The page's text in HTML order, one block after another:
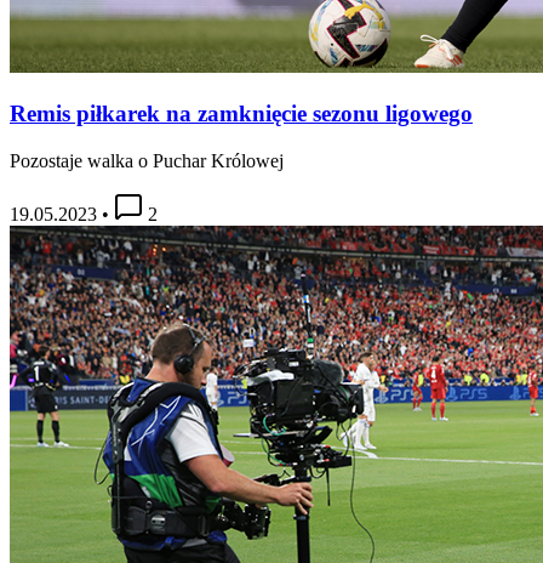
Remis piłkarek na zamknięcie sezonu ligowego
Pozostaje walka o Puchar Królowej
19.05.2023 • 2